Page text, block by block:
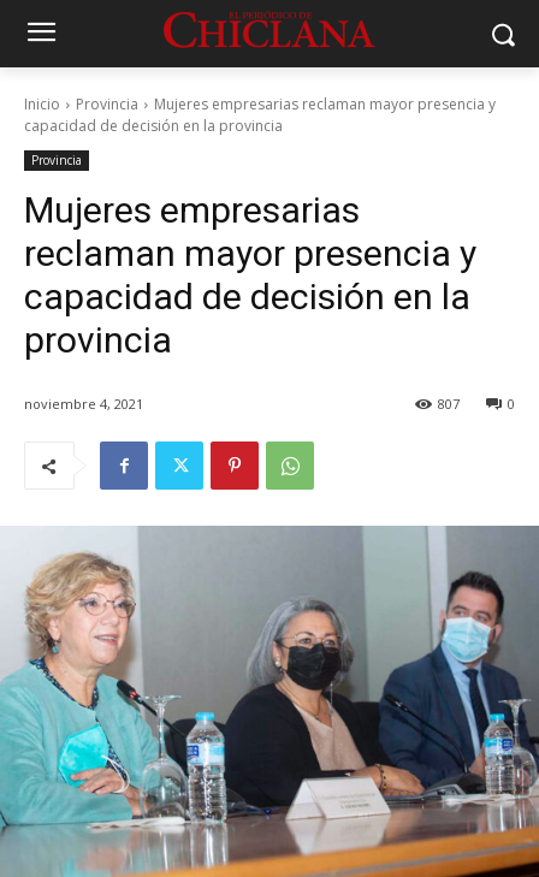
Inicio Provincia
Mujeres empresarias reclaman mayor presencia y
capacidad de decisión en la provincia
Provincia
Mujeres empresarias
reclaman mayor presencia y
capacidad de decisión en la
provincia
noviembre 4, 2021 0
807